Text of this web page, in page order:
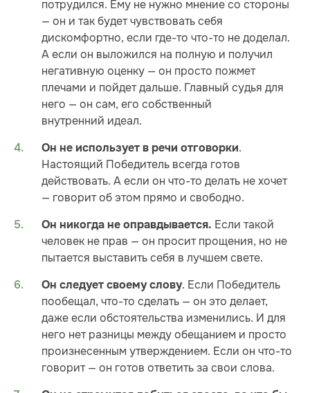
потрудился. Ему не нужно мнение со стороны
— он и так будет чувствовать себя
дискомфортно, если где-то что-то не доделал.
А если он выложился на полную и получил
негативную оценку — он просто пожмет
плечами и пойдет дальше. Главный судья для
него — он сам, его собственный
внутренний идеал.
Он не использует в речи отговорки.
Настоящий Победитель всегда готов
действовать. А если он что-то делать не хочет
— говорит об этом прямо и свободно.
Он никогда не оправдывается. Если такой
человек не прав — он просит прощения, но не
пытается выставить себя в лучшем свете.
Он следует своему слову. Если Победитель
пообещал, что-то сделать — он это делает,
даже если обстоятельства изменились. И для
него нет разницы между обещанием и просто
произнесенным утверждением. Если он что-то
говорит — он готов ответить за свои слова.